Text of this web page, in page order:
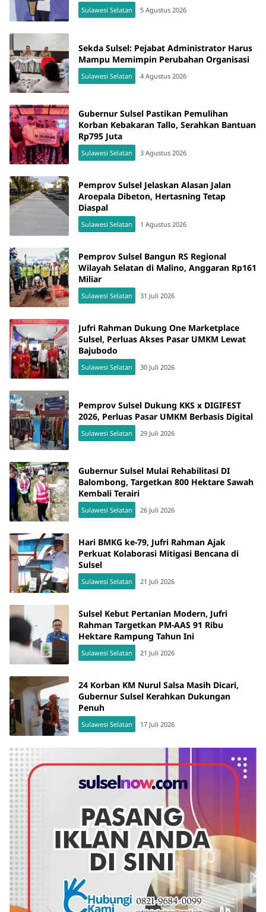
Sulawesi Selatan 5 Agustus 2026
Sekda Sulsel: Pejabat Administrator Harus
Mampu Memimpin Perubahan Organisasi
Sulawesi Selatan 4 Agustus 2026
Gubernur Sulsel Pastikan Pemulihan
Korban Kebakaran Tallo, Serahkan Bantuan
Rp795 Juta
Sulawesi Selatan 3 Agustus 2026
Pemprov Sulsel Jelaskan Alasan Jalan
Aroepala Dibeton, Hertasning Tetap
Diaspal
Sulawesi Selatan 1 Agustus 2026
Pemprov Sulsel Bangun RS Regional
Wilayah Selatan di Malino, Anggaran Rp161
Miliar
Sulawesi Selatan 31 Juli 2026
Jufri Rahman Dukung One Marketplace
Sulsel, Perluas Akses Pasar UMKM Lewat
Bajubodo
Sulawesi Selatan 30 Juli 2026
Pemprov Sulsel Dukung KKS x DIGIFEST
2026, Perluas Pasar UMKM Berbasis Digital
Sulawesi Selatan 29 Juli 2026
Gubernur Sulsel Mulai Rehabilitasi DI
Balombong, Targetkan 800 Hektare Sawah
Kembali Terairi
Sulawesi Selatan 26 Juli 2026
Hari BMKG ke-79, Jufri Rahman Ajak
Perkuat Kolaborasi Mitigasi Bencana di
Sulsel
Sulawesi Selatan 21 Juli 2026
Sulsel Kebut Pertanian Modern, Jufri
Rahman Targetkan PM-AAS 91 Ribu
Hektare Rampung Tahun Ini
Sulawesi Selatan 21 Juli 2026
24 Korban KM Nurul Salsa Masih Dicari,
Gubernur Sulsel Kerahkan Dukungan
Penuh
Sulawesi Selatan 17 Juli 2026